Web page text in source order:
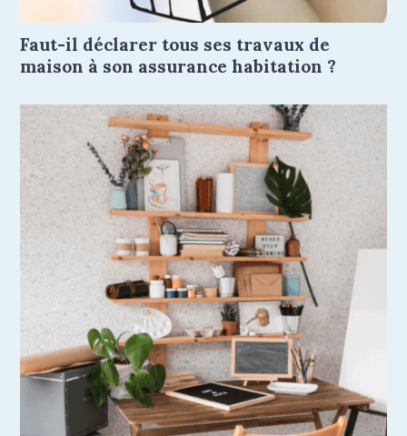
Faut-il déclarer tous ses travaux de
maison à son assurance habitation ?